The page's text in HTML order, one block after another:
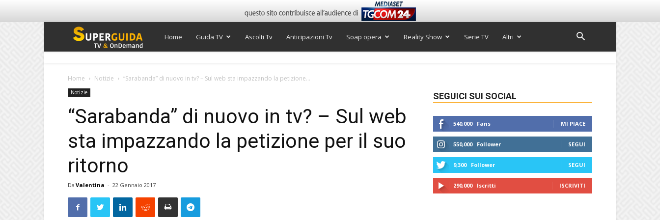
Super
Home Guida TV Ascolti Tv Anticipazioni Tv Soap opera Reality Show Serie TV Altri
Home Notizie “Sarabanda” di nuovo in tv? – Sul web sta impazzando la petizione...
Notizie
“Sarabanda” di nuovo in tv? – Sul web
sta impazzando la petizione per il suo
ritorno
Da Valentina - 22 Gennaio 2017
SEGUICI SUI SOCIAL
540,000 Fans MI PIACE
550,000 Follower SEGUI
9,300 Follower SEGUI
290,000 Iscritti ISCRIVITI